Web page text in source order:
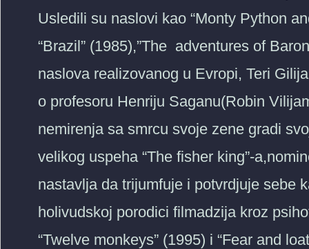
Usledili su naslovi kao “Monty Python
“Brazil” (1985),”The adventures of
naslova realizovanog u Evropi, Teri
o profesoru Henriju Saganu(Robin
nemirenja sa smrcu svoje zene gradi
velikog uspeha “The fisher king”-
nastavlja da trijumfuje i potvrdjuje sebe
holivudskoj porodici filmadzija kroz
“Twelve monkeys” (1995) i “Fear and